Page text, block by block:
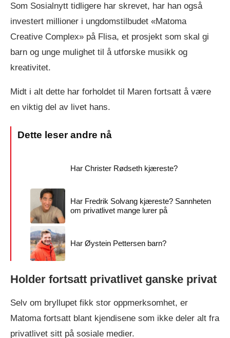
Som Sosialnytt tidligere har skrevet, har han også
investert millioner i ungdomstilbudet «Matoma
Creative Complex» på Flisa, et prosjekt som skal gi
barn og unge mulighet til å utforske musikk og
kreativitet.
Midt i alt dette har forholdet til Maren fortsatt å være
en viktig del av livet hans.
Har Christer Rødseth kjæreste?
Har Fredrik Solvang kjæreste? Sannheten
om privatlivet mange lurer på
Har Øystein Pettersen barn?
Holder fortsatt privatlivet ganske privat
Selv om bryllupet fikk stor oppmerksomhet, er
Matoma fortsatt blant kjendisene som ikke deler alt fra
privatlivet sitt på sosiale medier.